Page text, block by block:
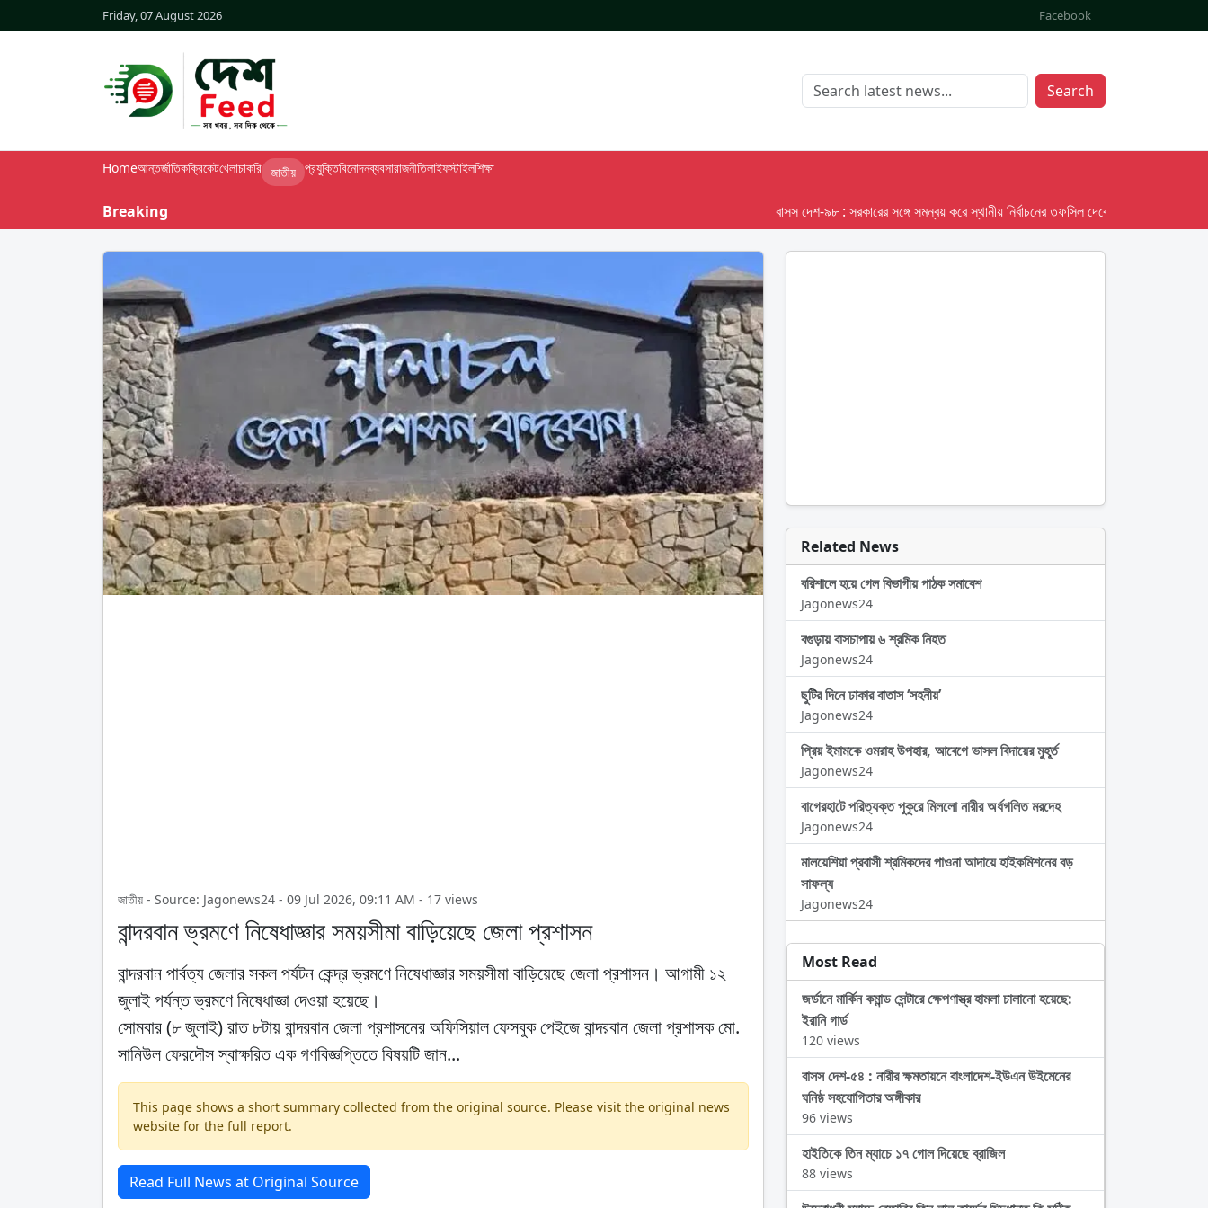
Friday, 07 August 2026 Facebook
Search
Homeআন্তর্জাতিকক্রিকেটখেলাচাকরি জাতীয় প্রযুক্তিবিনোদনব্যবসারাজনীতিলাইফস্টাইলশিক্ষা
Breaking বাসস দেশ-৯৮ : সরকারের সঙ্গে সমন্বয় করে স্থানীয় নির্বাচনের তফসিল দেবে ইসি; অক্টোবর লক্ষ্য ধরে
জাতীয় - Source: Jagonews24 - 09 Jul 2026, 09:11 AM - 17 views
বান্দরবান ভ্রমণে নিষেধাজ্ঞার সময়সীমা বাড়িয়েছে জেলা প্রশাসন
বান্দরবান পার্বত্য জেলার সকল পর্যটন কেন্দ্র ভ্রমণে নিষেধাজ্ঞার সময়সীমা বাড়িয়েছে জেলা প্রশাসন। আগামী ১২
জুলাই পর্যন্ত ভ্রমণে নিষেধাজ্ঞা দেওয়া হয়েছে।
সোমবার (৮ জুলাই) রাত ৮টায় বান্দরবান জেলা প্রশাসনের অফিসিয়াল ফেসবুক পেইজে বান্দরবান জেলা প্রশাসক মো.
সানিউল ফেরদৌস স্বাক্ষরিত এক গণবিজ্ঞপ্তিতে বিষয়টি জান...
This page shows a short summary collected from the original source. Please visit the original news
website for the full report.
Read Full News at Original Source
Related News
বরিশালে হয়ে গেল বিভাগীয় পাঠক সমাবেশ
Jagonews24
বগুড়ায় বাসচাপায় ৬ শ্রমিক নিহত
Jagonews24
ছুটির দিনে ঢাকার বাতাস ‘সহনীয়’
Jagonews24
প্রিয় ইমামকে ওমরাহ উপহার, আবেগে ভাসল বিদায়ের মুহূর্ত
Jagonews24
বাগেরহাটে পরিত্যক্ত পুকুরে মিললো নারীর অর্ধগলিত মরদেহ
Jagonews24
মালয়েশিয়া প্রবাসী শ্রমিকদের পাওনা আদায়ে হাইকমিশনের বড়
সাফল্য
Jagonews24
Most Read
জর্ডানে মার্কিন কমান্ড সেন্টারে ক্ষেপণাস্ত্র হামলা চালানো হয়েছে:
ইরানি গার্ড
120 views
বাসস দেশ-৫৪ : নারীর ক্ষমতায়নে বাংলাদেশ-ইউএন উইমেনের
ঘনিষ্ঠ সহযোগিতার অঙ্গীকার
96 views
হাইতিকে তিন ম্যাচে ১৭ গোল দিয়েছে ব্রাজিল
88 views